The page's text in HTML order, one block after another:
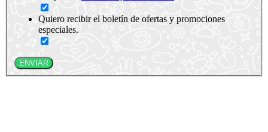
Quiero recibir el boletín de ofertas y promociones
especiales.
ENVIAR